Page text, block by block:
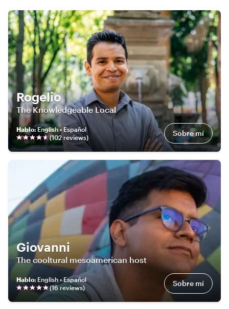
Rogelio
The Knowledgeable Local
Hablo:English • Español
(102reviews) Sobre mí
Giovanni
The cooltural mesoamerican host
Hablo: English • Español
(16 reviews) Sobre mí